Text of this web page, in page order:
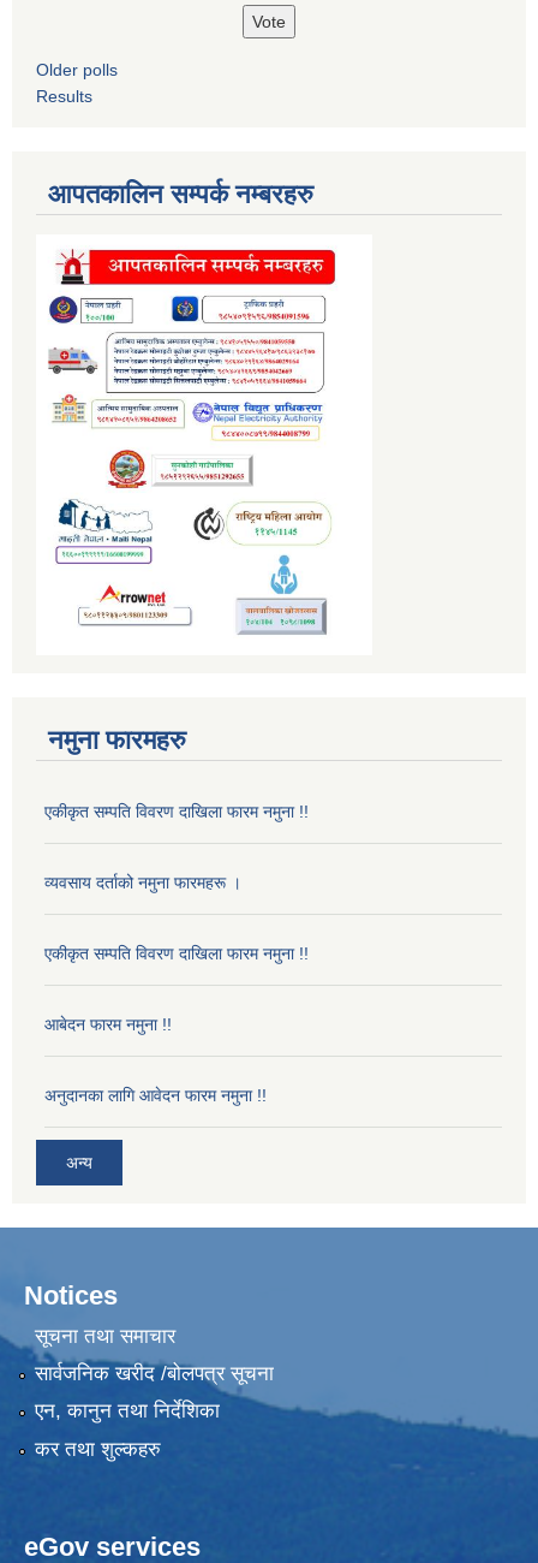
Older polls
Results
आपतकालिन सम्पर्क नम्बरहरु
नमुना फारमहरु
एकीकृत सम्पति विवरण दाखिला फारम नमुना !!
व्यवसाय दर्ताको नमुना फारमहरू ।
एकीकृत सम्पति विवरण दाखिला फारम नमुना !!
आबेदन फारम नमुना !!
अनुदानका लागि आवेदन फारम नमुना !!
अन्य
Notices
सूचना तथा समाचार
सार्वजनिक खरीद /बोलपत्र सूचना
एन, कानुन तथा निर्देशिका
कर तथा शुल्कहरु
eGov services